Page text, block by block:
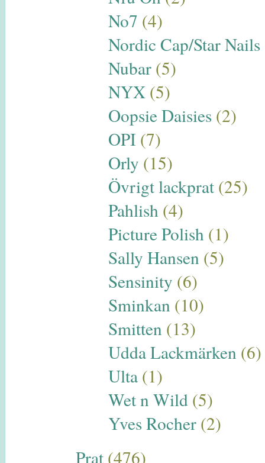
No7 (4)
Nordic Cap/Star Nails
Nubar (5)
NYX (5)
Oopsie Daisies (2)
OPI (7)
Orly (15)
Övrigt lackprat (25)
Pahlish (4)
Picture Polish (1)
Sally Hansen (5)
Sensinity (6)
Sminkan (10)
Smitten (13)
Udda Lackmärken (6)
Ulta (1)
Wet n Wild (5)
Yves Rocher (2)
Prat(476)